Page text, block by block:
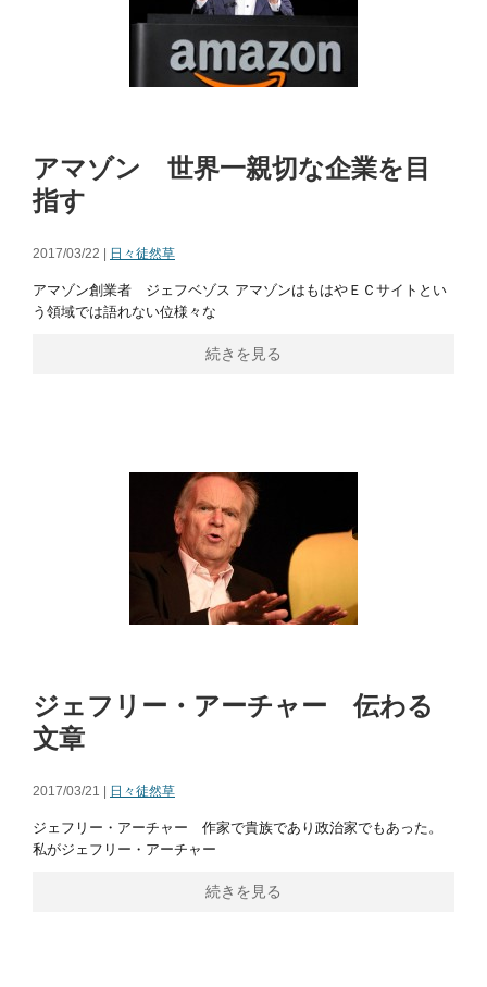
アマゾン 世界一親切な企業を目
指す
2017/03/22 | 日々徒然草
アマゾン創業者 ジェフベゾス アマゾンはもはやＥＣサイトとい
う領域では語れない位様々な
続きを見る
ジェフリー・アーチャー 伝わる
文章
2017/03/21 | 日々徒然草
ジェフリー・アーチャー 作家で貴族であり政治家でもあった。
私がジェフリー・アーチャー
続きを見る